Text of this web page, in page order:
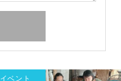
イベント